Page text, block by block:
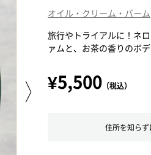
オイル・クリーム・バーム
旅行やトライアルに！ネ
ァムと、お茶の香りのボ
¥5,500 （税込）
住所を知らず